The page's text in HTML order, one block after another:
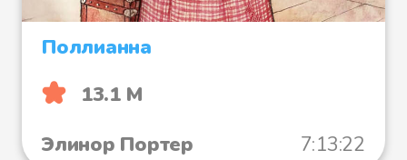
Поллианна
13.1 М
Элинор Портер
7:13:22